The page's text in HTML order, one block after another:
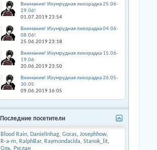
Внимание! Изумрудная лихорадка 25.06-
29.06!
01.07.201923:54
Внимание! Изумрудная лихорадка 04.06-
08.06!
25.06.201923:18
Внимание! Изумрудная лихорадка 15.06-
19.06
20.06.201923:50
Внимание! Изумрудная лихорадка 26.05-
30.05
09.06.2019 16:05
Последние посетители
Blood Rain, DanielInhag, Goras, Josephhow,
R-a-m, RalphBar, Raymondacida, Stanok_lit,
Оль, Руслан